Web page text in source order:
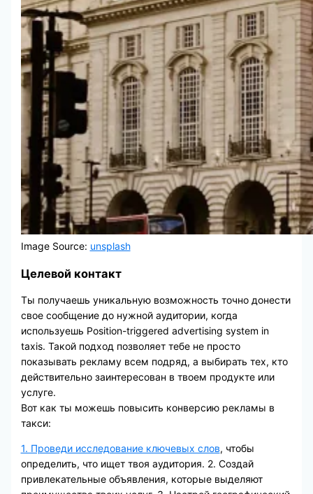
Image Source: unsplash
Целевой контакт
Ты получаешь уникальную возможность точно донести
свое сообщение до нужной аудитории, когда
используешь Position-triggered advertising system in
taxis. Такой подход позволяет тебе не просто
показывать рекламу всем подряд, а выбирать тех, кто
действительно заинтересован в твоем продукте или
услуге.
Вот как ты можешь повысить конверсию рекламы в
такси:
1. Проведи исследование ключевых слов, чтобы
определить, что ищет твоя аудитория. 2. Создай
привлекательные объявления, которые выделяют